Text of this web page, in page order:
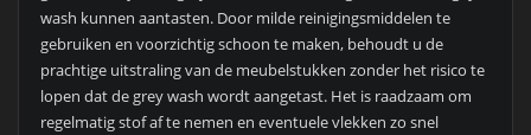
wash kunnen aantasten. Door milde reinigingsmiddelen te
gebruiken en voorzichtig schoon te maken, behoudt u de
prachtige uitstraling van de meubelstukken zonder het risico te
lopen dat de grey wash wordt aangetast. Het is raadzaam om
regelmatig stof af te nemen en eventuele vlekken zo snel